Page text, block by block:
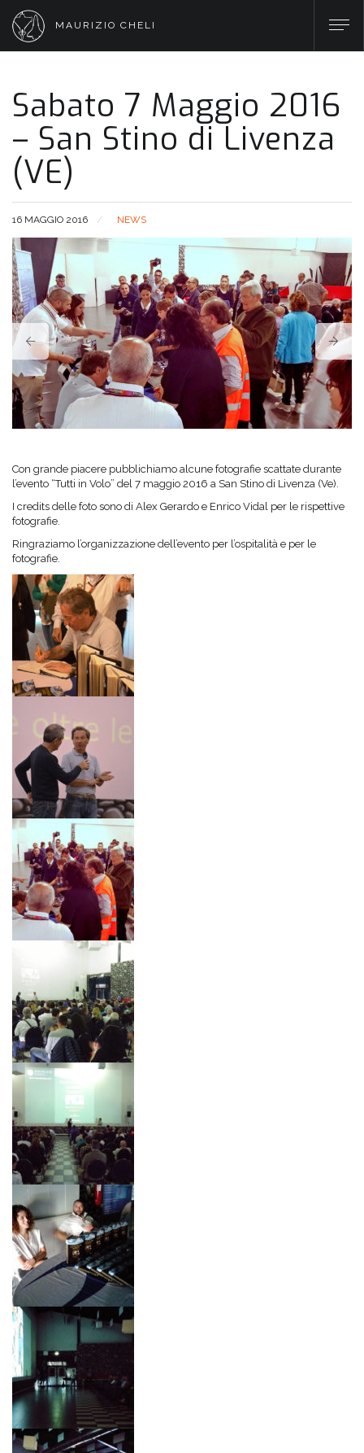
MAURIZIO CHELI
Sabato 7 Maggio 2016
– San Stino di Livenza
(VE)
16 MAGGIO 2016 NEWS
Con grande piacere pubblichiamo alcune fotografie scattate durante
l’evento “Tutti in Volo” del 7 maggio 2016 a San Stino di Livenza (Ve).
I credits delle foto sono di Alex Gerardo e Enrico Vidal per le rispettive
fotografie.
Ringraziamo l’organizzazione dell’evento per l’ospitalità e per le
fotografie.